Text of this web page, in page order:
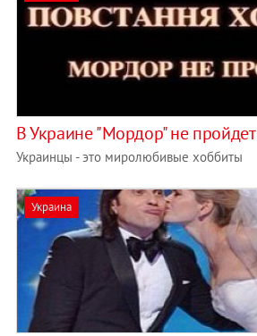
В Украине "Мордор" не пройдет
Украинцы - это миролюбивые хоббиты
Украина